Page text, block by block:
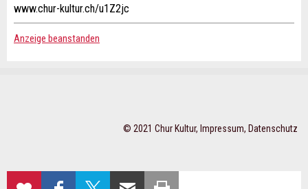
www.chur-kultur.ch/u1Z2jc
Anzeige beanstanden
ZUR
AUF
PER E-MAIL
© 2021 Chur Kultur, Impressum, Datenschutz